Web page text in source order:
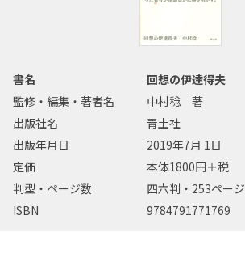
書名
回想の伊達得夫
監修・編集・著者名
中村稔 著
出版社名
青土社
出版年月日
2019年7月 1日
定価
本体1800円＋税
判型・ページ数
四六判・253ページ
ISBN
9784791771769